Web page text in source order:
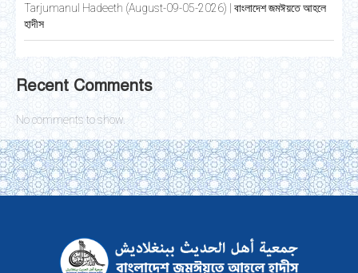
Tarjumanul Hadeeth (August-09-05-2026) | বাংলাদেশ জমঈয়তে আহলে
হাদীস
Recent Comments
No comments to show.